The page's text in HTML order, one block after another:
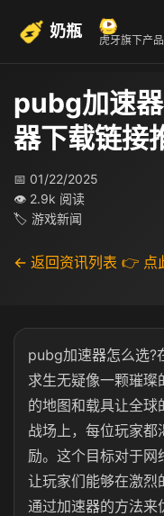
奶瓶 虎牙旗下产品
pubg加速
器下载链接
📅 01/22/2025
👁 2.9k 阅读
🏷 游戏新闻
← 返回资讯列表 👉 点
pubg加速器怎么选?
求生无疑像一颗璀璨
的地图和载具让全
战场上，每位玩家都
励。这个目标对于网
让玩家们能够在激烈
通过加速器的方法来